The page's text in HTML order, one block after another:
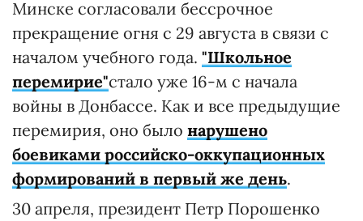
Минске согласовали бессрочное
прекращение огня с 29 августа в связи с
началом учебного года. "Школьное
перемирие"стало уже 16-м с начала
войны в Донбассе. Как и все предыдущие
перемирия, оно было нарушено
боевиками российско-оккупационных
формирований в первый же день.
30 апреля, президент Петр Порошенко